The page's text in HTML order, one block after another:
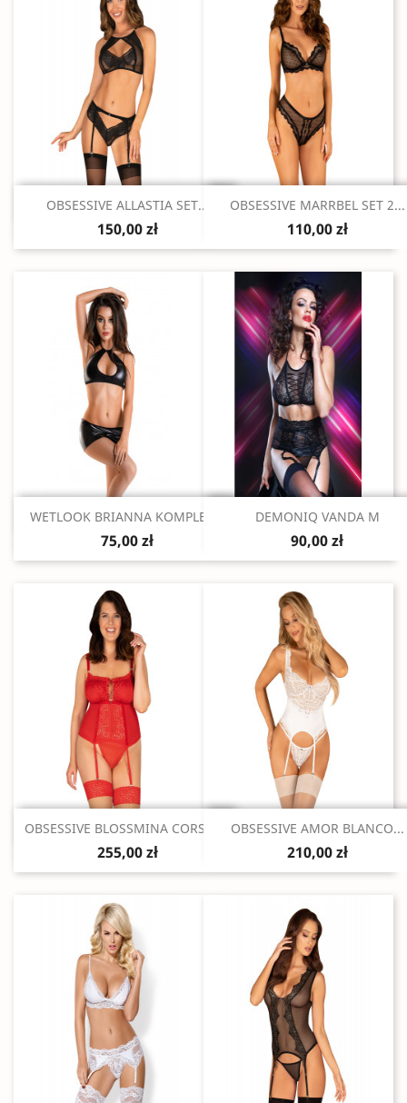
Szybki podgląd
OBSESSIVE ALLASTIA SET...
150,00 zł
Szybki podgląd
OBSESSIVE MARRBEL SET 2...
110,00 zł
Szybki podgląd
WETLOOK BRIANNA KOMPLET...
75,00 zł
Szybki podgląd
DEMONIQ VANDA M
90,00 zł
Szybki podgląd
OBSESSIVE BLOSSMINA CORSET...
255,00 zł
Szybki podgląd
OBSESSIVE AMOR BLANCO...
210,00 zł